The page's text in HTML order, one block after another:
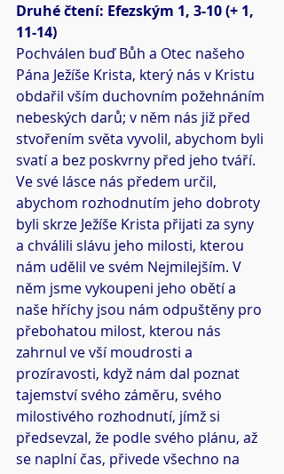
Druhé čtení: Efezským 1, 3-10 (+ 1,
11-14)
Pochválen buď Bůh a Otec našeho
Pána Ježíše Krista, který nás v Kristu
obdařil vším duchovním požehnáním
nebeských darů; v něm nás již před
stvořením světa vyvolil, abychom byli
svatí a bez poskvrny před jeho tváří.
Ve své lásce nás předem určil,
abychom rozhodnutím jeho dobroty
byli skrze Ježíše Krista přijati za syny
a chválili slávu jeho milosti, kterou
nám udělil ve svém Nejmilejším. V
něm jsme vykoupeni jeho obětí a
naše hříchy jsou nám odpuštěny pro
přebohatou milost, kterou nás
zahrnul ve vší moudrosti a
prozíravosti, když nám dal poznat
tajemství svého záměru, svého
milostivého rozhodnutí, jímž si
předsevzal, že podle svého plánu, až
se naplní čas, přivede všechno na